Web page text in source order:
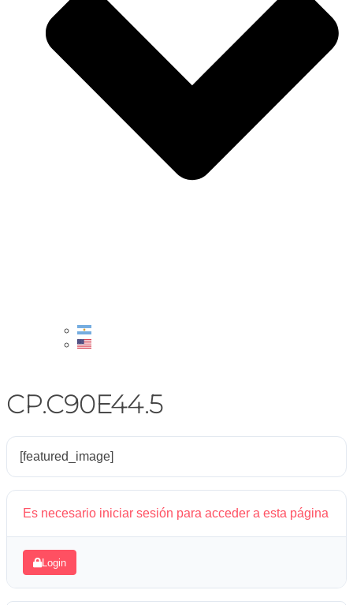
CP.C90E44.5
[featured_image]
Es necesario iniciar sesión para acceder a esta página
Login